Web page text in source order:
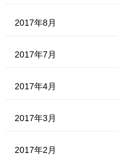
2017年8月
2017年7月
2017年4月
2017年3月
2017年2月